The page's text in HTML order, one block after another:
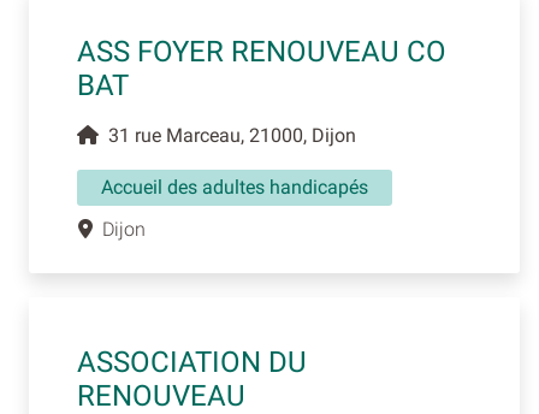
ASS FOYER RENOUVEAU CO
BAT
31 rue Marceau, 21000, Dijon
Accueil des adultes handicapés
Dijon
ASSOCIATION DU
RENOUVEAU